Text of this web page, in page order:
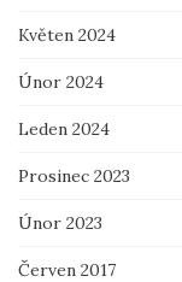
Květen 2024
Únor 2024
Leden 2024
Prosinec 2023
Únor 2023
Červen 2017